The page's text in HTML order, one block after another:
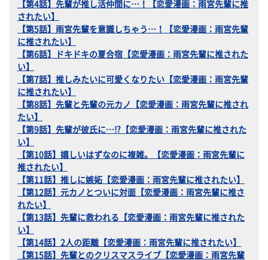
【第4話】先輩が推し活仲間に…！【恋愛漫画：雨宮先輩に推
されたい】
【第5話】雨宮先輩を意識しちゃう…！【恋愛漫画：雨宮先輩
に推されたい】
【第6話】ドキドキの夏合宿【恋愛漫画：雨宮先輩に推された
い】
【第7話】推しみたいに可愛くなりたい【恋愛漫画：雨宮先輩
に推されたい】
【第8話】先輩と先輩の元カノ【恋愛漫画：雨宮先輩に推され
たい】
【第9話】先輩が彼氏に…⁉【恋愛漫画：雨宮先輩に推された
い】
【第10話】嬉しいはずなのに複雑。【恋愛漫画：雨宮先輩に
推されたい】
【第11話】推しに嫉妬【恋愛漫画：雨宮先輩に推されたい】
【第12話】元カノとついに対面【恋愛漫画：雨宮先輩に推さ
れたい】
【第13話】先輩に救われる【恋愛漫画：雨宮先輩に推された
い】
【第14話】2人の距離【恋愛漫画：雨宮先輩に推されたい】
【第15話】先輩とのクリスマスライブ【恋愛漫画：雨宮先輩